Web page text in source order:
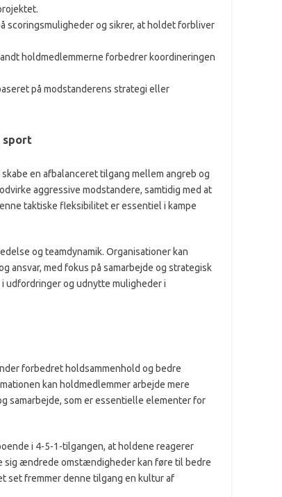
scoringsmuligheder og sikrer, at holdet forbliver
holdmedlemmerne forbedrer koordineringen
på modstanderens strategi eller
sport
en afbalanceret tilgang mellem angreb og
aggressive modstandere, samtidig med at
taktiske fleksibilitet er essentiel i kampe
og teamdynamik. Organisationer kan
ansvar, med fokus på samarbejde og strategisk
udfordringer og udnytte muligheder i
forbedret holdsammenhold og bedre
kan holdmedlemmer arbejde mere
samarbejde, som er essentielle elementer for
i 4-5-1-tilgangen, at holdene reagerer
sig ændrede omstændigheder kan føre til bedre
set fremmer denne tilgang en kultur af